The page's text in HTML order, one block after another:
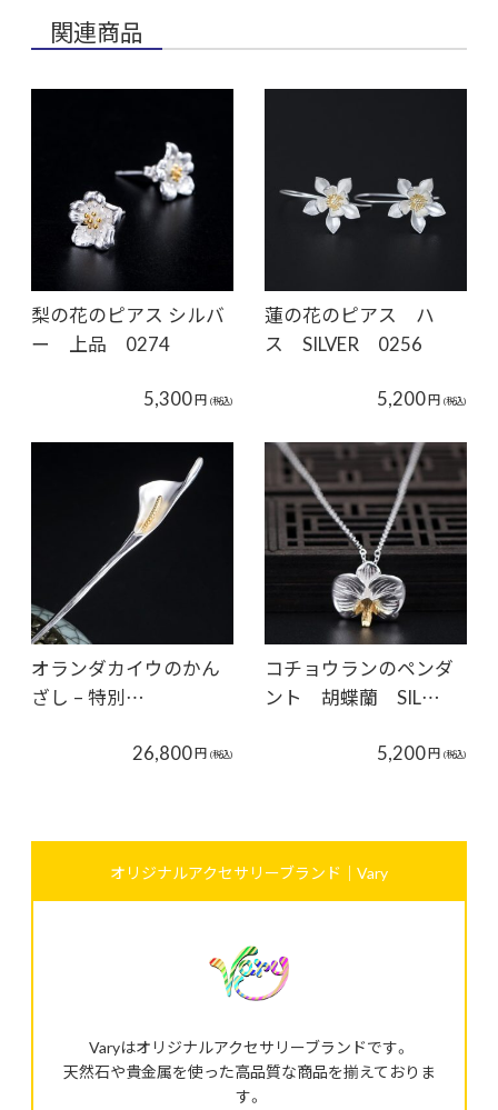
関連商品
梨の花のピアス シルバ
ー 上品 0274
5,300円 (税込)
蓮の花のピアス ハ
ス SILVER 0256
5,200円 (税込)
オランダカイウのかん
ざし – 特別…
26,800円 (税込)
コチョウランのペンダ
ント 胡蝶蘭 SIL…
5,200円 (税込)
オリジナルアクセサリーブランド｜Vary
Varyはオリジナルアクセサリーブランドです。
天然石や貴金属を使った高品質な商品を揃えておりま
す。